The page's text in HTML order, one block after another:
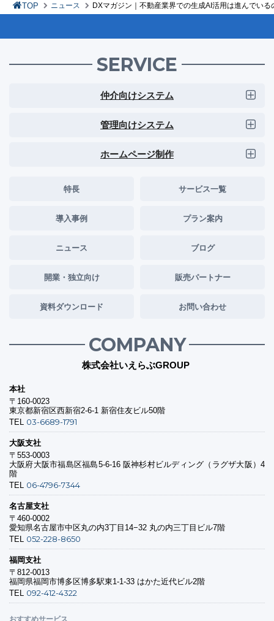
TOP ニュース DXマガジン｜不動産業界での生成AI活用は進んでい
SERVICE
仲介向けシステム
管理向けシステム
ホームページ制作
特長 サービス一覧
導入事例 プラン案内
ニュース ブログ
開業・独立向け 販売パートナー
資料ダウンロード お問い合わせ
COMPANY
株式会社いえらぶGROUP
本社
〒160-0023
東京都新宿区西新宿2-6-1 新宿住友ビル50階
TEL 03-6689-1791
大阪支社
〒553-0003
大阪府大阪市福島区福島5-6-16 阪神杉村ビルディング（ラグザ大阪）4
階
TEL 06-4796-7344
名古屋支社
〒460-0002
愛知県名古屋市中区丸の内3丁目14−32 丸の内三丁目ビル7階
TEL 052-228-8650
福岡支社
〒812-0013
福岡県福岡市博多区博多駅東1-1-33 はかた近代ビル2階
TEL 092-412-4322
おすすめサービス